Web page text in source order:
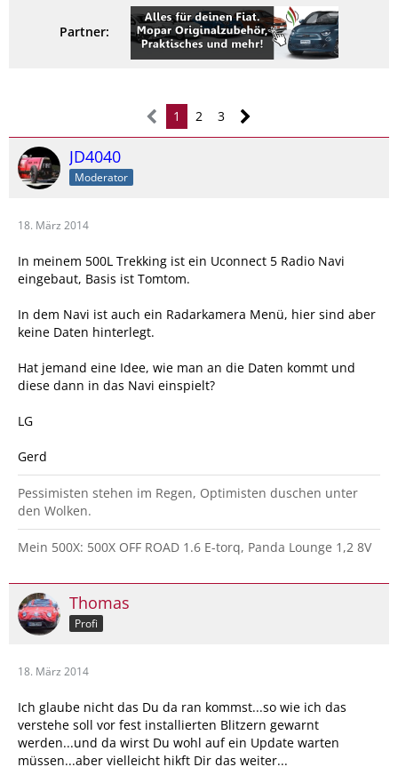
Partner:
1 2 3
JD4040
Moderator
18. März 2014
In meinem 500L Trekking ist ein Uconnect 5 Radio Navi
eingebaut, Basis ist Tomtom.
In dem Navi ist auch ein Radarkamera Menü, hier sind aber
keine Daten hinterlegt.
Hat jemand eine Idee, wie man an die Daten kommt und
diese dann in das Navi einspielt?
LG
Gerd
Pessimisten stehen im Regen, Optimisten duschen unter
den Wolken.
Mein 500X: 500X OFF ROAD 1.6 E-torq, Panda Lounge 1,2 8V
Thomas
Profi
18. März 2014
Ich glaube nicht das Du da ran kommst...so wie ich das
verstehe soll vor fest installierten Blitzern gewarnt
werden...und da wirst Du wohl auf ein Update warten
müssen...aber vielleicht hikft Dir das weiter...